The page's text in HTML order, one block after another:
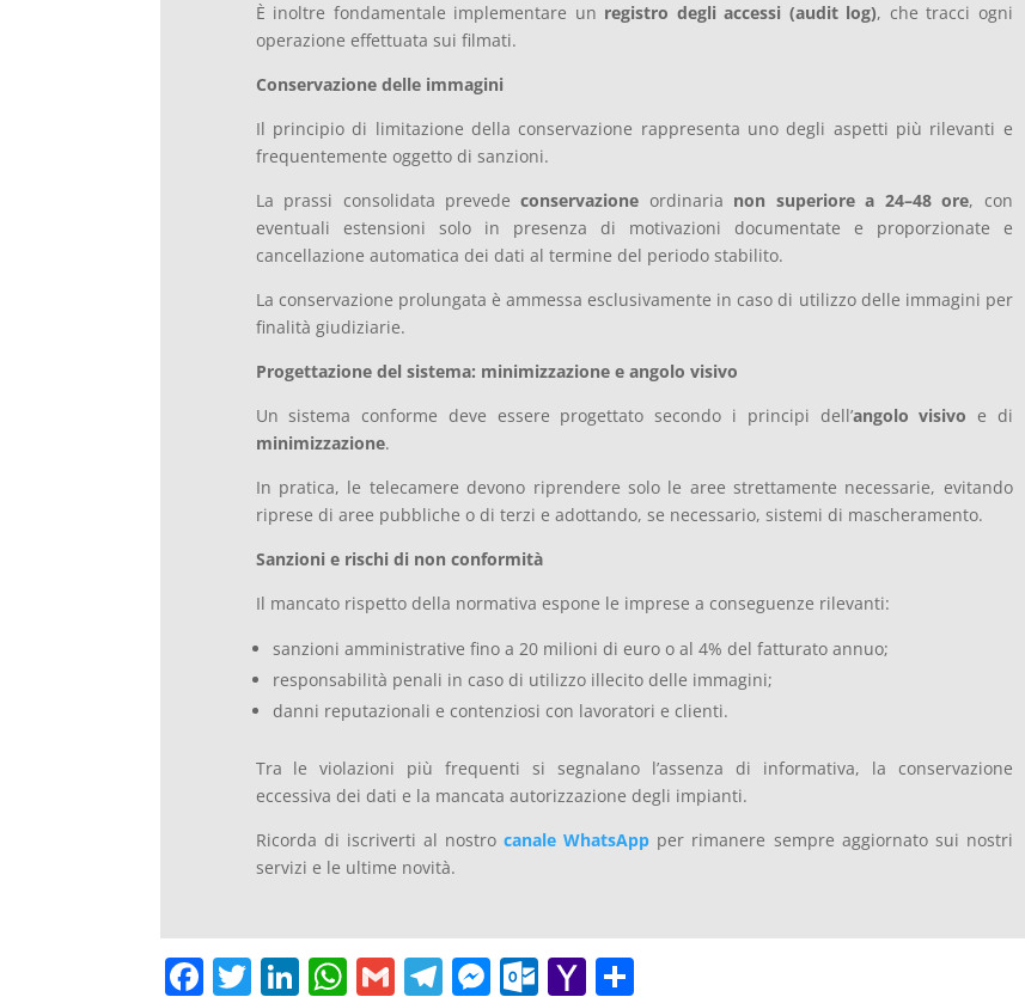
È inoltre fondamentale implementare un registro degli accessi (audit log), che tracci ogni
operazione effettuata sui filmati.
Conservazione delle immagini
Il principio di limitazione della conservazione rappresenta uno degli aspetti più rilevanti e
frequentemente oggetto di sanzioni.
La prassi consolidata prevedeconservazione ordinaria non superiore a 24–48 ore, con
eventuali estensioni solo in presenza di motivazioni documentate e proporzionate e
cancellazione automatica dei dati al termine del periodo stabilito.
La conservazione prolungata è ammessa esclusivamente in caso di utilizzo delle immagini per
finalità giudiziarie.
Progettazione del sistema: minimizzazione e angolo visivo
Un sistema conforme deve essere progettato secondo i principi dell’angolo visivo e di
minimizzazione.
In pratica, le telecamere devono riprendere solo le aree strettamente necessarie, evitando
riprese di aree pubbliche o di terzi e adottando, se necessario, sistemi di mascheramento.
Sanzioni e rischi di non conformità
Il mancato rispetto della normativa espone le imprese a conseguenze rilevanti:
sanzioni amministrative fino a 20 milioni di euro o al 4% del fatturato annuo;
responsabilità penali in caso di utilizzo illecito delle immagini;
danni reputazionali e contenziosi con lavoratori e clienti.
Tra le violazioni più frequenti si segnalano l’assenza di informativa, la conservazione
eccessiva dei dati e la mancata autorizzazione degli impianti.
Ricorda di iscriverti al nostrocanale WhatsApp per rimanere sempre aggiornato sui nostri
servizi e le ultime novità.
F T Li W G T M O Y